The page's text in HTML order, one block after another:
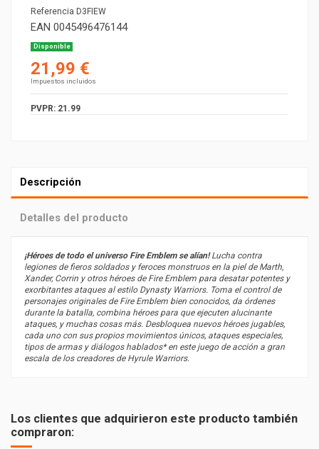
Referencia D3FIEW
EAN 0045496476144
Disponible
21,99 €
Impuestos incluidos
PVPR: 21.99
Descripción
Detalles del producto
¡Héroes de todo el universo Fire Emblem se alían!Lucha contra
legiones de fieros soldados y feroces monstruos en la piel de Marth,
Xander, Corrin y otros héroes de Fire Emblem para desatar potentes y
exorbitantes ataques al estilo Dynasty Warriors. Toma el control de
personajes originales de Fire Emblem bien conocidos, da órdenes
durante la batalla, combina héroes para que ejecuten alucinante
ataques, y muchas cosas más. Desbloquea nuevos héroes jugables,
cada uno con sus propios movimientos únicos, ataques especiales,
tipos de armas y diálogos hablados* en este juego de acción a gran
escala de los creadores de Hyrule Warriors.
Los clientes que adquirieron este producto también
compraron: